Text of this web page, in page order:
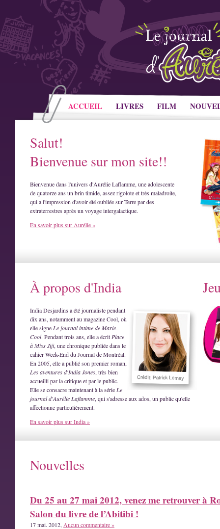
ACCUEIL LIVRES FILM
Salut!
Bienvenue sur mon site!!
Bienvenue dans l'univers d'Aurélie Laflamme, une adolescente
de quatorze ans un brin timide, assez rigolote et très maladroite,
qui a l'impression d'avoir été oubliée sur Terre par des
extraterrestres après un voyage intergalactique.
En savoir plus sur Aurélie »
À propos d'India
India Desjardins a été journaliste pendant
dix ans, notamment au magazine Cool, où
elle signe Le journal intime de Marie-
Cool. Pendant trois ans, elle a écrit Place
à Miss Jiji, une chronique publiée dans le
cahier Week-End du Journal de Montréal.
En 2005, elle a publié son premier roman,
Les aventures d'India Jones, très bien
accueilli par la critique et par le public.
Elle se consacre maintenant à la série Le
journal d'Aurélie Laflamme, qui s'adresse aux ados, un public qu'elle
affectionne particulièrement.
En savoir plus sur India »
Nouvelles
Du 25 au 27 mai 2012, venez me retrouver à
Salon du livre de l’Abitibi !
17 mai. 2012, Aucun commentaire »